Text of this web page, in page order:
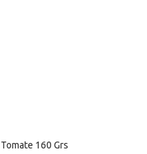
160 Grs